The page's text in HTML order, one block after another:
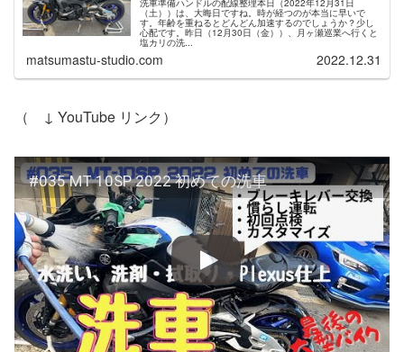
（土））は、大晦日ですね。時が経つのが本当に早いで
す。年齢を重ねるとどんどん加速するのでしょうか？少し
心配です。昨日（12月30日（金））、月ヶ瀬巡業へ行くと
塩カリの洗...
matsumastu-studio.com 2022.12.31
（ ↓ YouTube リンク）
#035 MT 10SP 2022 初めての洗車